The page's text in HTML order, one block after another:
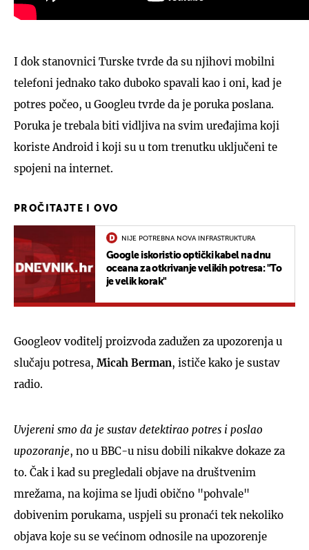
I dok stanovnici Turske tvrde da su njihovi mobilni
telefoni jednako tako duboko spavali kao i oni, kad je
potres počeo, u Googleu tvrde da je poruka poslana.
Poruka je trebala biti vidljiva na svim uređajima koji
koriste Android i koji su u tom trenutku uključeni te
spojeni na internet.
PROČITAJTE I OVO
NIJE POTREBNA NOVA INFRASTRUKTURA
Google iskoristio optički kabel na dnu
oceana za otkrivanje velikih potresa: "To
je velik korak"
Googleov voditelj proizvoda zadužen za upozorenja u
slučaju potresa, Micah Berman, ističe kako je sustav
radio.
Uvjereni smo da je sustav detektirao potres i poslao
upozoranje, no u BBC-u nisu dobili nikakve dokaze za
to. Čak i kad su pregledali objave na društvenim
mrežama, na kojima se ljudi obično "pohvale"
dobivenim porukama, uspjeli su pronaći tek nekoliko
objava koje su se većinom odnosile na upozorenje